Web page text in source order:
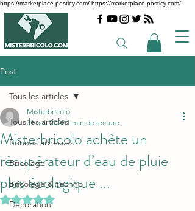
https://marketplace.posticy.com/ https://marketplace.posticy.com/
Post
Tous les articles
Bonnes adresses
Bricolage
Bricolage & techno
Décoration
Tous les articles
Misterbricolo achète un
récupérateur d’eau de pluie
plus écologique ...
Misterbricolo
31 oct. 2022 1 min de lecture
Noté NaN étoiles sur 5.